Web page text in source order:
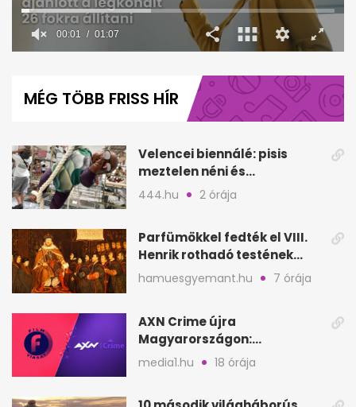
minute,
00:02 01:07
MÉG TÖBB FRISS HÍR
Velencei biennálé: pisis
meztelen néni és
kölcsönbabák, sirályok közt
444.hu 2 órája
Parfümökkel fedték el VIII.
Henrik rothadó testének
szagát
hamuesgyemant.hu 7 órája
AXN Crime újra
Magyarországon:
szeptembertől a Viasat Film
media1.hu 18 órája